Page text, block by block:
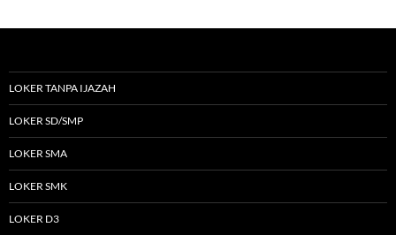
LOKER TANPA IJAZAH
LOKER SD/SMP
LOKER SMA
LOKER SMK
LOKER D3